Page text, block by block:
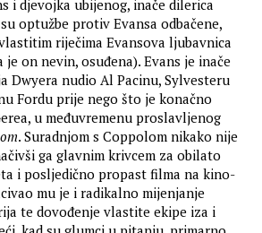
i djevojka ubijenog, inače dilerica
optužbe protiv Evansa odbačene,
riječima Evansova ljubavnica
on nevin, osuđena). Evans je inače
Dwyera nudio Al Pacinu, Sylvesteru
Fordu prije nego što je konačno
u međuvremenu proslavljenog
. Suradnjom s Coppolom nikako nije
ga glavnim krivcem za obilato
i posljedično propast filma na kino-
mu je i radikalno mijenjanje
te dovođenje vlastite ekipe iza i